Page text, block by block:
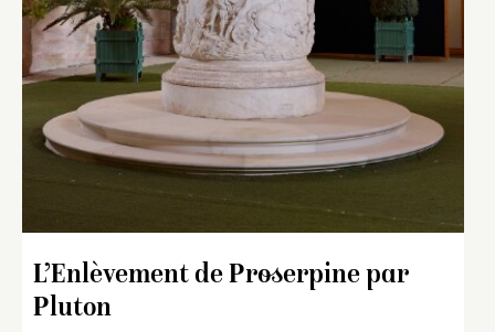
L’Enlèvement de Proserpine par
Pluton